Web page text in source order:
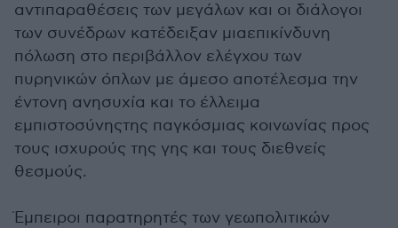
αντιπαραθέσεις των μεγάλων και οι διάλογοι
των συνέδρων κατέδειξαν μιαεπικίνδυνη
πόλωση στο περιβάλλον ελέγχου των
πυρηνικών όπλων με άμεσο αποτέλεσμα την
έντονη ανησυχία και το έλλειμα
εμπιστοσύνηςτης παγκόσμιας κοινωνίας προς
τους ισχυρούς της γης και τους διεθνείς
θεσμούς.
Έμπειροι παρατηρητές των γεωπολιτικών